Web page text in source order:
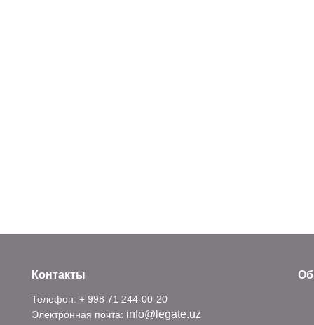
Контакты
Телефон: + 998 71 244-00-20
Электронная почта: info@legate.uz